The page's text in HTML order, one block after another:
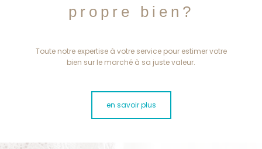
propre bien?
Toute notre expertise à votre service pour estimer votre
bien sur le marché à sa juste valeur.
en savoir plus